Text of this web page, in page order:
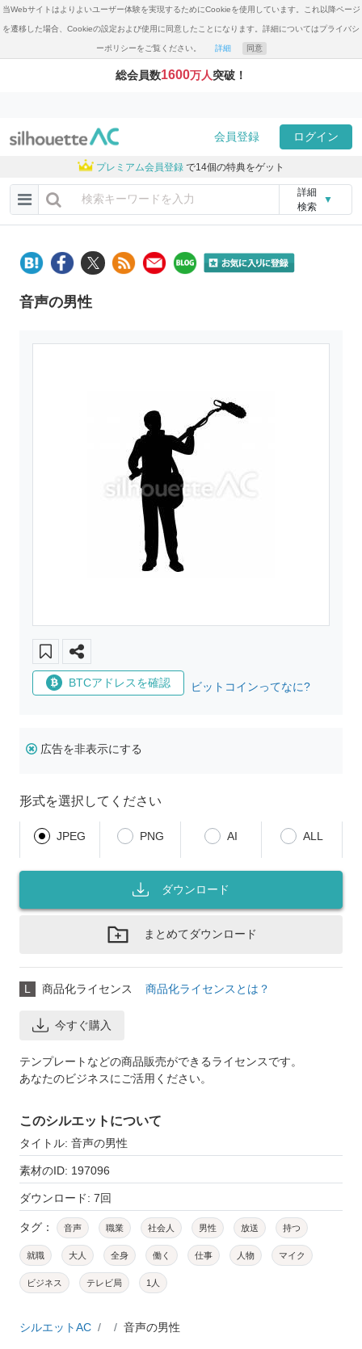
当Webサイトはよりよいユーザー体験を実現するためにCookieを使用しています。これ以降ページ
を遷移した場合、Cookieの設定および使用に同意したことになります。詳細についてはプライバシ
ーポリシーをご覧ください。 詳細 同意
総会員数1600万人突破！
会員登録 ログイン
プレミアム会員登録 で14個の特典をゲット
詳細
検索
▼
音声の男性
BTCアドレスを確認 ビットコインってなに?
広告を非表示にする
形式を選択してください
JPEG PNG AI ALL
ダウンロード
まとめてダウンロード
L 商品化ライセンス 商品化ライセンスとは？
今すぐ購入
テンプレートなどの商品販売ができるライセンスです。
あなたのビジネスにご活用ください。
このシルエットについて
タイトル: 音声の男性
素材のID: 197096
ダウンロード: 7回
タグ： 音声 職業 社会人 男性 放送 持つ
就職 大人 全身 働く 仕事 人物 マイク
ビジネス テレビ局 1人
シルエットAC 音声の男性